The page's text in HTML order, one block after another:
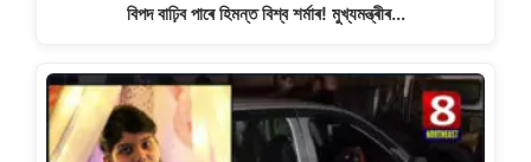
বিপদ বাঢ়িব পাৰে হিমন্ত বিশ্ব শৰ্মাৰ! মুখ্যমন্ত্ৰীৰ…